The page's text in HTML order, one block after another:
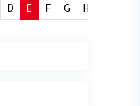
D E F G H